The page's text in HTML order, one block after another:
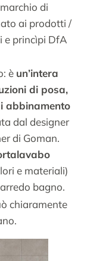
di
ai prodotti /
e princìpi DfA
è un’intera
di posa,
abbinamento
dal designer
di Goman.
e materiali)
bagno.
chiaramente